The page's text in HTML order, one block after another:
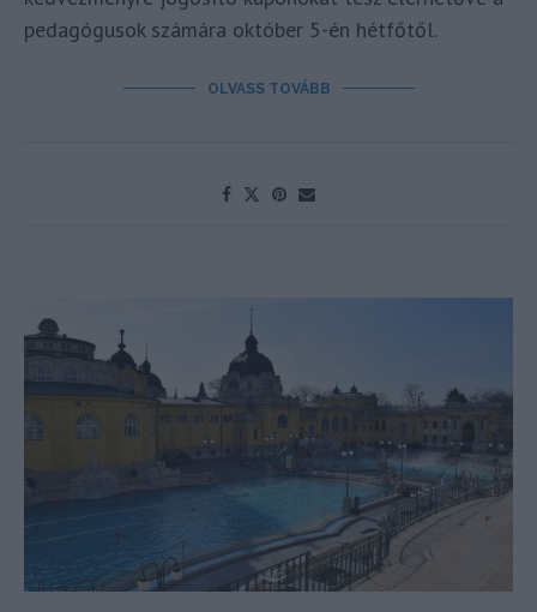
pedagógusok számára október 5-én hétfőtől.
OLVASS TOVÁBB